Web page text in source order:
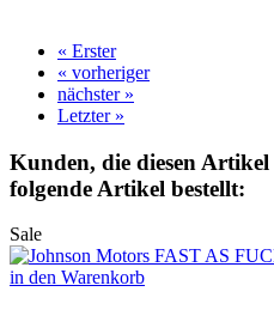
« Erster
« vorheriger
nächster »
Letzter »
Kunden, die diesen
folgende Artikel bestellt:
Sale
in den Warenkorb